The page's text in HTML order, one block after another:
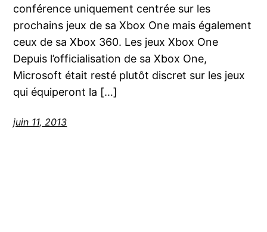
conférence uniquement centrée sur les
prochains jeux de sa Xbox One mais également
ceux de sa Xbox 360. Les jeux Xbox One
Depuis l’officialisation de sa Xbox One,
Microsoft était resté plutôt discret sur les jeux
qui équiperont la […]
juin 11, 2013